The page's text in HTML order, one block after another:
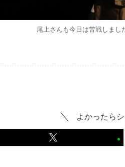
尾上さんも今日は苦戦しまし
よかったら